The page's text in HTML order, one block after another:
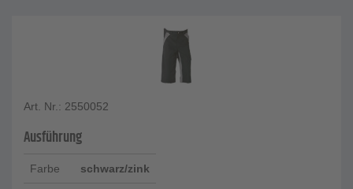
Art. Nr.: 2550052
Ausführung
Farbe schwarz/zink